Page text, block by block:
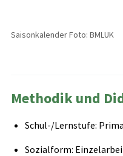
Saisonkalender Foto: BMLUK
Methodik und
Schul-/Lernstufe:
Sozialform: